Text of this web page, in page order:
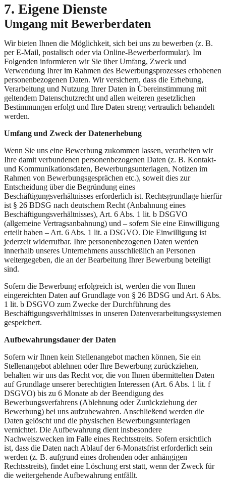
7. Eigene Dienste
Umgang mit Bewerberdaten
Wir bieten Ihnen die Möglichkeit, sich bei uns zu bewerben (z. B.
per E-Mail, postalisch oder via Online-Bewerberformular). Im
Folgenden informieren wir Sie über Umfang, Zweck und
Verwendung Ihrer im Rahmen des Bewerbungsprozesses erhobenen
personenbezogenen Daten. Wir versichern, dass die Erhebung,
Verarbeitung und Nutzung Ihrer Daten in Übereinstimmung mit
geltendem Datenschutzrecht und allen weiteren gesetzlichen
Bestimmungen erfolgt und Ihre Daten streng vertraulich behandelt
werden.
Umfang und Zweck der Datenerhebung
Wenn Sie uns eine Bewerbung zukommen lassen, verarbeiten wir
Ihre damit verbundenen personenbezogenen Daten (z. B. Kontakt-
und Kommunikationsdaten, Bewerbungsunterlagen, Notizen im
Rahmen von Bewerbungsgesprächen etc.), soweit dies zur
Entscheidung über die Begründung eines
Beschäftigungsverhältnisses erforderlich ist. Rechtsgrundlage hierfür
ist § 26 BDSG nach deutschem Recht (Anbahnung eines
Beschäftigungsverhältnisses), Art. 6 Abs. 1 lit. b DSGVO
(allgemeine Vertragsanbahnung) und – sofern Sie eine Einwilligung
erteilt haben – Art. 6 Abs. 1 lit. a DSGVO. Die Einwilligung ist
jederzeit widerrufbar. Ihre personenbezogenen Daten werden
innerhalb unseres Unternehmens ausschließlich an Personen
weitergegeben, die an der Bearbeitung Ihrer Bewerbung beteiligt
sind.
Sofern die Bewerbung erfolgreich ist, werden die von Ihnen
eingereichten Daten auf Grundlage von § 26 BDSG und Art. 6 Abs.
1 lit. b DSGVO zum Zwecke der Durchführung des
Beschäftigungsverhältnisses in unseren Datenverarbeitungssystemen
gespeichert.
Aufbewahrungsdauer der Daten
Sofern wir Ihnen kein Stellenangebot machen können, Sie ein
Stellenangebot ablehnen oder Ihre Bewerbung zurückziehen,
behalten wir uns das Recht vor, die von Ihnen übermittelten Daten
auf Grundlage unserer berechtigten Interessen (Art. 6 Abs. 1 lit. f
DSGVO) bis zu 6 Monate ab der Beendigung des
Bewerbungsverfahrens (Ablehnung oder Zurückziehung der
Bewerbung) bei uns aufzubewahren. Anschließend werden die
Daten gelöscht und die physischen Bewerbungsunterlagen
vernichtet. Die Aufbewahrung dient insbesondere
Nachweiszwecken im Falle eines Rechtsstreits. Sofern ersichtlich
ist, dass die Daten nach Ablauf der 6-Monatsfrist erforderlich sein
werden (z. B. aufgrund eines drohenden oder anhängigen
Rechtsstreits), findet eine Löschung erst statt, wenn der Zweck für
die weitergehende Aufbewahrung entfällt.